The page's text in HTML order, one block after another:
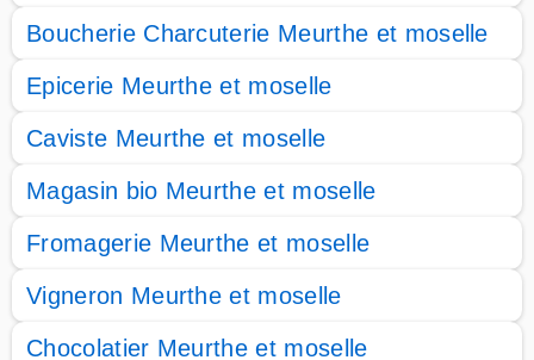
Boucherie Charcuterie Meurthe et moselle
Epicerie Meurthe et moselle
Caviste Meurthe et moselle
Magasin bio Meurthe et moselle
Fromagerie Meurthe et moselle
Vigneron Meurthe et moselle
Chocolatier Meurthe et moselle